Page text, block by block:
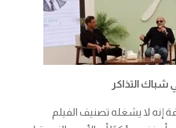
شباك التذاكر
إنه لا يشغله تصنيف الفيلم